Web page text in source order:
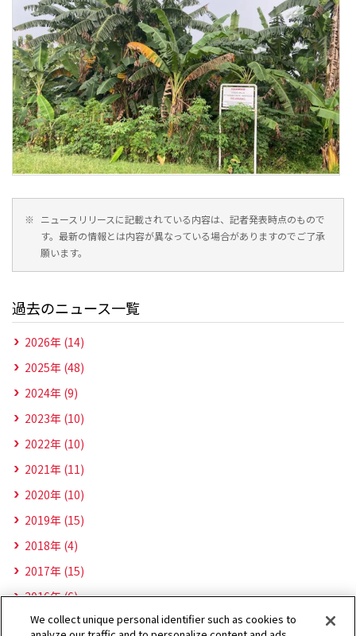
※ ニュースリリースに記載されている内容は、記者発表時点のもので
す。最新の情報とは内容が異なっている場合がありますのでご了承
願います。
過去のニュース一覧
2026年 (14)
2025年 (48)
2024年 (9)
2023年 (10)
2022年 (10)
2021年 (11)
2020年 (10)
2019年 (15)
2018年 (4)
2017年 (15)
2016年 (6)
We collect unique personal identifier such as cookies to